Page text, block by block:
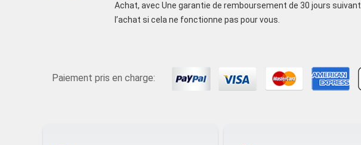
Achat, avec Une garantie de remboursement de 30 jours suivant
l’achat si cela ne fonctionne pas pour vous.
Paiement pris en charge: